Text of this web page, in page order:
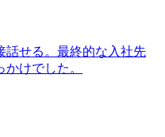
話せる。最終的な入社先
けでした。